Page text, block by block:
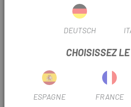
développé pour Apidura. La
et est solidement fixée grâce à un
robuste à trois points. Il est conçu
balancement et réduisant la
Les points de fixation légers sont
le tissu, augmentant ainsi la
ajouter de poids inutile. La sacoche
DEUTSCH
CHOISISSEZ
ESPAGNE FRANCE